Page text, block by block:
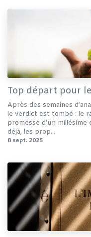
Top départ pour
Après des semaines
le verdict est tombé : le
promesse d’un
déjà, les prop...
8 sept. 2025